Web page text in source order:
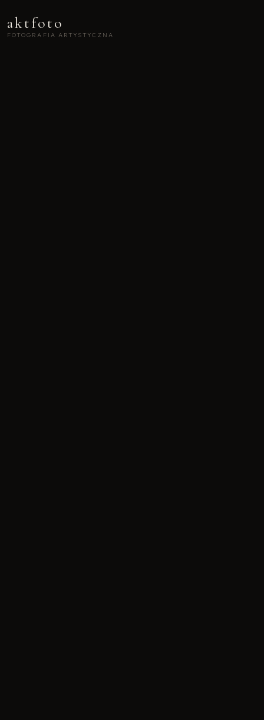
aktfoto
FOTOGRAFIA ARTYSTYCZNA